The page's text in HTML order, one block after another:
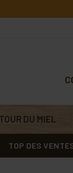
DU MIEL
TOP DES